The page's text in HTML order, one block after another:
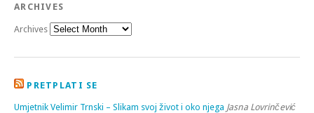
ARCHIVES
Archives
PRETPLATI SE
Umjetnik Velimir Trnski – Slikam svoj život i oko njega Jasna Lovrinčević